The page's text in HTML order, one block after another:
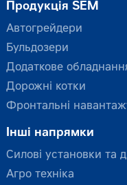
Продукція SEM
Автогрейдери
Бульдозери
Додаткове
Дорожні котки
Фронтальні
Інші напрямки
Силові установки та
Агро техніка